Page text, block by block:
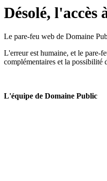
Désolé, l'accès
Le pare-feu web de Domaine
L'erreur est humaine, et le pare-
complémentaires et la possibilité
L'équipe de Domaine Public